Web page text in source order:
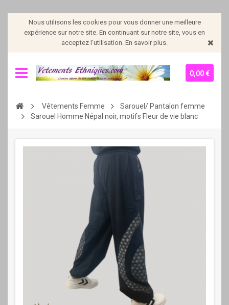
Nous utilisons les cookies pour vous donner une meilleure
expérience sur notre site. En continuant sur notre site, vous en
acceptez l'utilisation. En savoir plus.
0,00 €
Vêtements Femme
Sarouel/ Pantalon femme
Sarouel Homme Népal noir, motifs Fleur de vie blanc